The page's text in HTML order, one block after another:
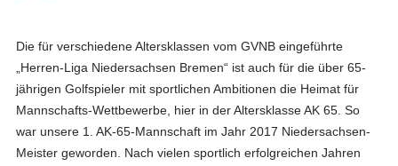
Die für verschiedene Altersklassen vom GVNB eingeführte
„Herren-Liga Niedersachsen Bremen“ ist auch für die über 65-
jährigen Golfspieler mit sportlichen Ambitionen die Heimat für
Mannschafts-Wettbewerbe, hier in der Altersklasse AK 65. So
war unsere 1. AK-65-Mannschaft im Jahr 2017 Niedersachsen-
Meister geworden. Nach vielen sportlich erfolgreichen Jahren